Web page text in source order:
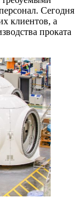
Сегодня
клиентов, а
проката